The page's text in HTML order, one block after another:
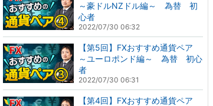
～豪ドルNZドル編～ 為替 初
心者
2022/07/30 06:32
【第5回】FXおすすめ通貨ペア
～ユーロポンド編～ 為替 初心
者
2022/07/30 06:31
【第4回】FXおすすめ通貨ペア